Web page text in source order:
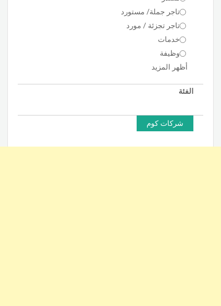
تاجر جملة/ مستورد
تاجر تجزئة / مورد
خدمات
وظيفة
أظهر المزيد
الفئة
شركات كوم